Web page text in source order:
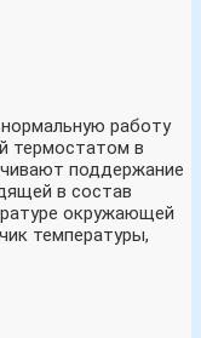
работу
термостатом в
поддержание
в состав
окружающей
температуры,